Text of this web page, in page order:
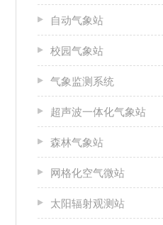
自动气象站
校园气象站
气象监测系统
超声波一体化气象站
森林气象站
网格化空气微站
太阳辐射观测站